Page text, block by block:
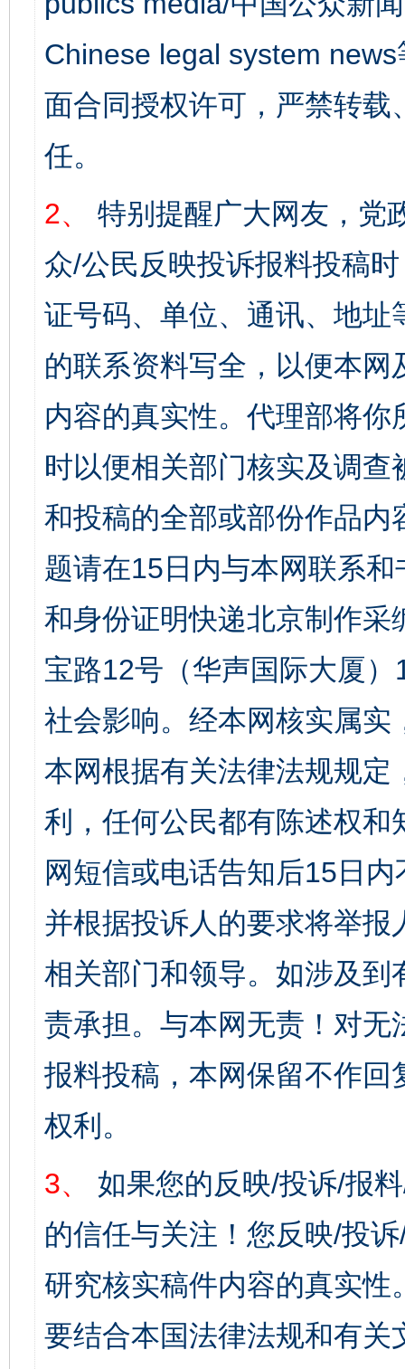
Chinese legal system
面合同授权许可，严禁转
任。
2、
特别提醒广大网友，党
众/公民反映投诉报料投稿
证号码、单位、通讯、地
的联系资料写全，以便本
内容的真实性。代理部将
时以便相关部门核实及调
和投稿的全部或部份作品
题请在15日内与本网联系
和身份证明快递北京制作
宝路12号（华声国际大厦
社会影响。经本网核实属
本网根据有关法律法规规
利，任何公民都有陈述权
网短信或电话告知后15日
并根据投诉人的要求将举
相关部门和领导。如涉及
责承担。与本网无责！对
报料投稿，本网保留不作
权利。
3、
如果您的反映/投诉/报
的信任与关注！您反映/投
研究核实稿件内容的真实
要结合本国法律法规和有关